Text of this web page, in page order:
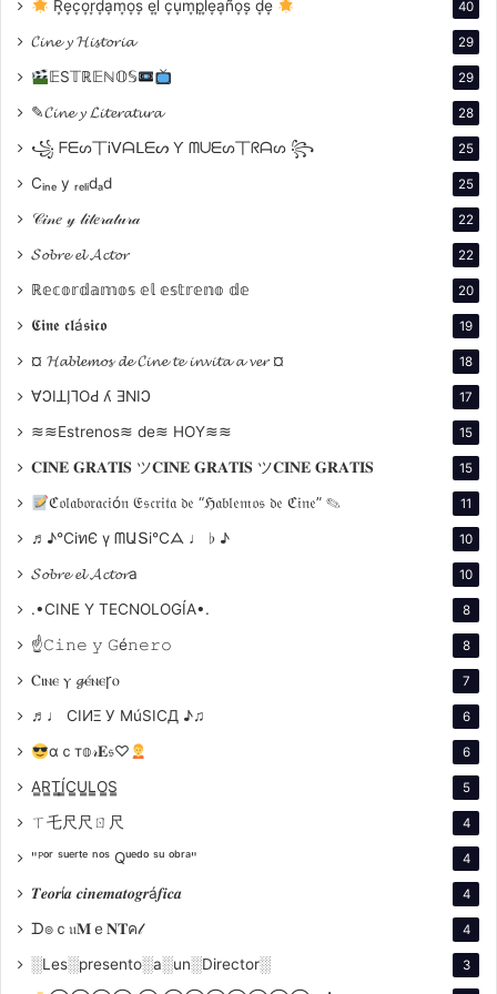
queVolodímir Zelenski
YouTube “Слуга народа” “Servidor del Pueblo” en
búlgaro: https://www.youtube.com/channel/UCWxnrO
znpSgCIK6SyzDgirQ
por el hecho de haberse convertido en un personaje
central en el mundo de hoy, provocando el interés por
sus realizaciones cinematográficas y
televisivas.Volodímir
participado activamente en la política ucraniana y llega
a la presidencia gracias al partido que crearon en su
serie, es decir él por ser el productor, con su
compañía Kvartal 95 Studio de la cual es su principal
socio fundador.
En nuestro país tenemos casos parecidos con
relativos aciertos, como artistas recordemos a Palito
Ortega o Lidia Satragno, más conocida como “Pinky”,
un ex automovilista Carlos Reutemann o Daniel Scioli
distintos años entre más artistas, periodistas
jugadores de futbol, etc. Los outsiders se definen
como personas que vienen de afuera del ámbito
político, se presentan como nuevos y habitualmente
con un mensaje de “cambio” ante la ciudadanía. Nunca
fueron candidatos, jamás transitaron la esfera pública,
ni ocuparon un cargo. La desconfianza y el descrédito
del “adentro” de la política, hace que más seduzcan a
la gente, representando “aire fresco” estas nuevas
R͙e͙c͙o͙r͙d͙a͙m͙o͙s͙ e͙l͙ c͙u͙m͙p͙l͙e͙a͙ño͙s͙ d͙e͙ 40
𝓒𝓲𝓷𝓮 𝔂 𝓗𝓲𝓼𝓽𝓸𝓻𝓲𝓪 29
𝔼S𝕋ℝ𝔼ℕ𝕆𝕊 29
✎𝓒𝓲𝓷𝓮 𝔂 𝓛𝓲𝓽𝓮𝓻𝓪𝓽𝓾𝓻𝓪 28
꧁ ᖴᗴᔕ丅Ꭵᐯᗩᒪᗴᔕ Ƴ ᗰᑌᗴᔕ丅ᖇᗩᔕ ꧂ 25
Cᵢₙₑ y ᵣₑₗᵢdₐd 25
𝒞𝒾𝓃𝑒 𝓎 𝓁𝒾𝓉𝑒𝓇𝒶𝓉𝓊𝓇𝒶 22
𝓢𝓸𝓫𝓻𝓮 𝓮𝓵 𝓐𝓬𝓽𝓸𝓻 22
ℝ𝕖𝕔𝕠𝕣𝕕𝕒𝕞𝕠𝕤 𝕖𝕝 𝕖𝕤𝕥𝕣𝕖𝕟𝕠 𝕕𝕖 20
𝕮𝖎𝖓𝖊 𝖈𝖑á𝖘𝖎𝖈𝖔 19
¤ 𝓗𝓪𝓫𝓵𝓮𝓶𝓸𝓼 𝓭𝓮 𝓒𝓲𝓷𝓮 𝓽𝓮 𝓲𝓷𝓿𝓲𝓽𝓪 𝓪 𝓿𝓮𝓻 ¤ 18
∀ϽIꓕI̗⅂OԀ ʎ ƎNIϽ 17
≋≋Estrenos≋ de≋ HOY≋≋ 15
𝐂𝐈𝐍𝐄 𝐆𝐑𝐀𝐓𝐈𝐒 ツ𝐂𝐈𝐍𝐄 𝐆𝐑𝐀𝐓𝐈𝐒 ツ𝐂𝐈𝐍𝐄 𝐆𝐑𝐀𝐓𝐈𝐒 15
ℭ𝔬𝔩𝔞𝔟𝔬𝔯𝔞𝔠𝔦ó𝔫 𝔈𝔰𝔠𝔯𝔦𝔱𝔞 𝔡𝔢 “ℌ𝔞𝔟𝔩𝔢𝔪𝔬𝔰 𝔡𝔢 ℭ𝔦𝔫𝔢” ✎ 11
♬♪℃іทЄ ү ᗰԱՏі℃ᗋ ♩ ♭ ♪ 10
𝓢𝓸𝓫𝓻𝓮 𝓮𝓵 𝓐𝓬𝓽𝓸𝓻a 10
.•CINE Y TECNOLOGÍA•. 8
☝𝙲𝚒𝚗𝚎 𝚢 𝙶é𝚗𝚎𝚛𝚘 8
Ⲥⲓⲛⲉ ⲩ 𝓰ⲉ́ⲛⲉꞅⲟ 7
♬♩ CIИΞ У MúSICД ♪♫ 6
αｃт𝕠𝓇𝐄𝔰♡ 6
A̳R̳T̳Í̳C̳U̳L̳O̳S̳ 5
ㄒ乇尺尺ㄖ尺 4
"ᴾᵒʳ ˢᵘᵉʳᵗᵉ ⁿᵒˢ Qᵘᵉᵈᵒ ˢᵘ ᵒᵇʳᵃ" 4
𝑻𝒆𝒐𝒓í𝒂 𝒄𝒊𝒏𝒆𝒎𝒂𝒕𝒐𝒈𝒓á𝒇𝒊𝒄𝒂 4
ᗪ๏ｃ𝔲𝐌ｅ𝐍𝐓ค𝓁 4
░Les░presento░a░un░Director░ 3